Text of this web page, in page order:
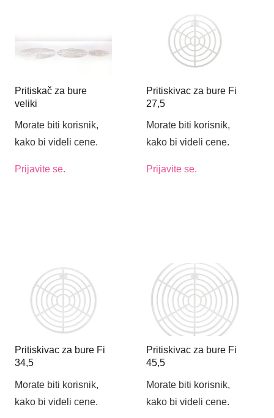
Pritiskač za bure
veliki
Morate biti korisnik,
kako bi videli cene.
Prijavite se.
Pritiskivac za bure Fi
27,5
Morate biti korisnik,
kako bi videli cene.
Prijavite se.
Pritiskivac za bure Fi
34,5
Morate biti korisnik,
kako bi videli cene.
Pritiskivac za bure Fi
45,5
Morate biti korisnik,
kako bi videli cene.